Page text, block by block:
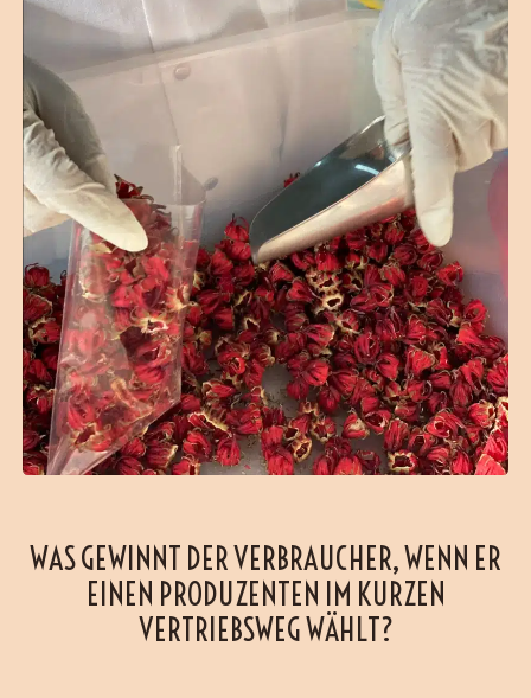
WAS GEWINNT DER VERBRAUCHER, WENN ER
EINEN PRODUZENTEN IM KURZEN
VERTRIEBSWEG WÄHLT?